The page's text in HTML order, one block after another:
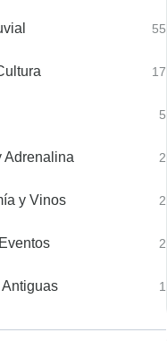
55
17
5
Adrenalina 2
y Vinos 2
2
1